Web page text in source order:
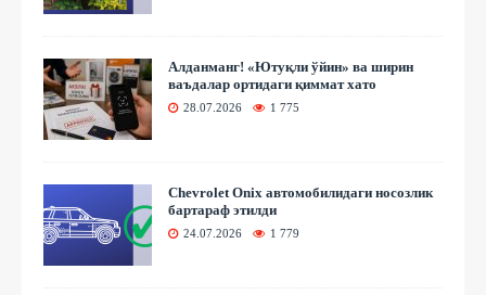
Алданманг! «Ютуқли ўйин» ва ширин
ваъдалар ортидаги қиммат хато
28.07.2026 1 775
Chevrolet Onix автомобилидаги носозлик
бартараф этилди
24.07.2026 1 779